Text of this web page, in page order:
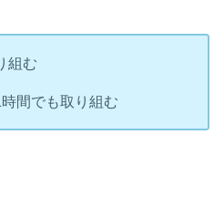
組む
間でも取り組む